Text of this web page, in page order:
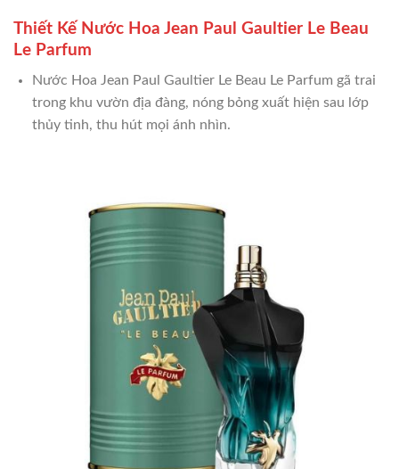
Thiết Kế Nước Hoa Jean Paul Gaultier Le Beau
Le Parfum
Nước Hoa Jean Paul Gaultier Le Beau Le Parfum gã trai
trong khu vườn địa đàng, nóng bỏng xuất hiện sau lớp
thủy tinh, thu hút mọi ánh nhìn.